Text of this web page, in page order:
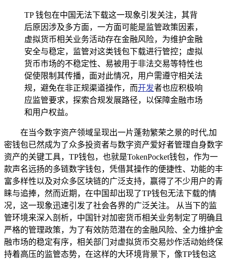
TP 钱包在中国无法下载这一现象引发关注，其背
后原因涉及多方面，一方面可能是监管政策因素，
虚拟货币相关业务活动存在金融风险，为维护金融
安全与稳定，监管对这类钱包下载进行管控；虚拟
货币市场的不稳定性、易被用于非法交易等特性也
促使限制其传播，面对此情况，用户需遵守相关法
规，避免在非正规渠道操作，而开发者也应积极响
应监管要求，探索合规发展路径，以保障金融市场
和用户权益。
在当今数字资产领域呈现出一片蓬勃繁荣之景的时代,加
密钱包已然成为了众多投资者与数字资产爱好者管理自身数字
资产的关键工具，TP钱包，也就是TokenPocket钱包，作为一
款声名远扬的多链数字钱包，凭借其操作的便捷性、功能的丰
富多样性以及对众多区块链的广泛支持，赢得了不少用户的青
睐与追捧，然而近期，在中国却出现了TP钱包无法下载的情
况，这一现象迅速引发了社会各界的广泛关注。 从当下的监
管环境来深入剖析，中国针对加密货币相关业务制定了明确且
严格的管理政策，为了有效防范潜在的金融风险、全力维护金
融市场的稳定有序，相关部门对虚拟货币交易炒作活动始终保
持着高压的监管态势，在这样的大环境背景下，像TP钱包这